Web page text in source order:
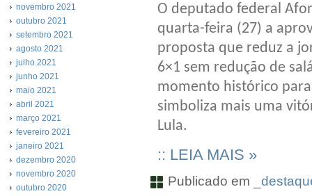
novembro 2021
outubro 2021
setembro 2021
agosto 2021
julho 2021
junho 2021
maio 2021
abril 2021
março 2021
fevereiro 2021
janeiro 2021
dezembro 2020
novembro 2020
outubro 2020
O deputado federal
quarta-feira (27) a
proposta que reduz a
6×1 sem redução de
momento histórico
simboliza mais uma
Lula.
:: LEIA MAIS »
Publicado em